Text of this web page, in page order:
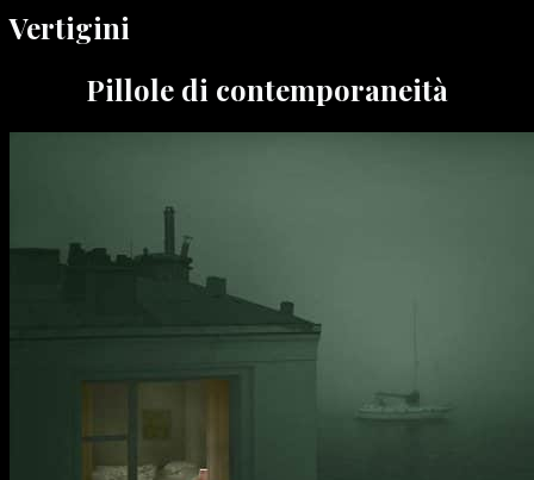
Vertigini
Pillole di contemporaneità